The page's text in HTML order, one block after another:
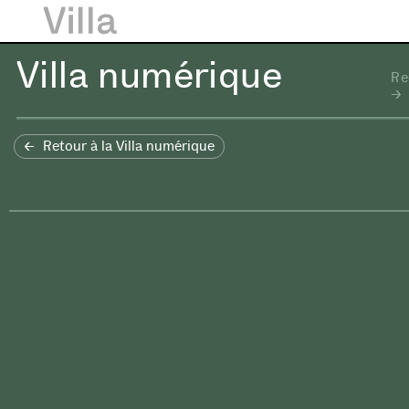
Villa numérique
Retour à la Villa numérique